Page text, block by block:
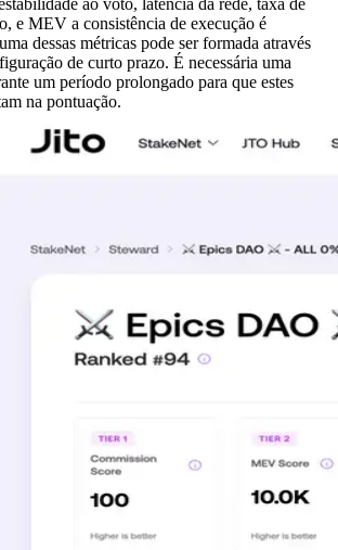
e MEV a consistência de execução é
dessas métricas pode ser formada através
de curto prazo. É necessária uma
um período prolongado para que estes
na pontuação.